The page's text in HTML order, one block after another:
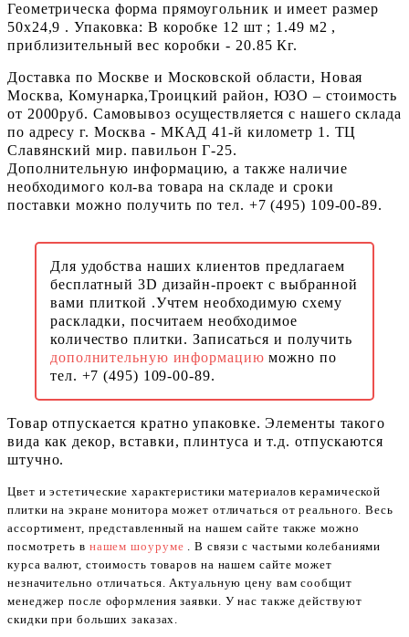
Геометрическа форма прямоугольник и имеет размер
50x24,9 . Упаковка: В коробке 12 шт ; 1.49 м2 ,
приблизительный вес коробки - 20.85 Кг.
Доставка по Москве и Московской области, Новая
Москва, Комунарка,Троицкий район, ЮЗО – стоимость
от 2000руб. Самовывоз осуществляется с нашего склада
по адресу г. Москва - МКАД 41-й километр 1. ТЦ
Славянский мир. павильон Г-25.
Дополнительную информацию, а также наличие
необходимого кол-ва товара на складе и сроки
поставки можно получить по тел. +7 (495) 109-00-89.
Для удобства наших клиентов предлагаем
бесплатный 3D дизайн-проект с выбранной
вами плиткой .Учтем необходимую схему
раскладки, посчитаем необходимое
количество плитки. Записаться и получить
дополнительную информациюможно по
тел. +7 (495) 109-00-89.
Товар отпускается кратно упаковке. Элементы такого
вида как декор, вставки, плинтуса и т.д. отпускаются
штучно.
Цвет и эстетические характеристики материалов керамической
плитки на экране монитора может отличаться от реального. Весь
ассортимент, представленный на нашем сайте также можно
посмотреть в нашем шоуруме . В связи с частыми колебаниями
курса валют, стоимость товаров на нашем сайте может
незначительно отличаться. Актуальную цену вам сообщит
менеджер после оформления заявки. У нас также действуют
скидки при больших заказах.